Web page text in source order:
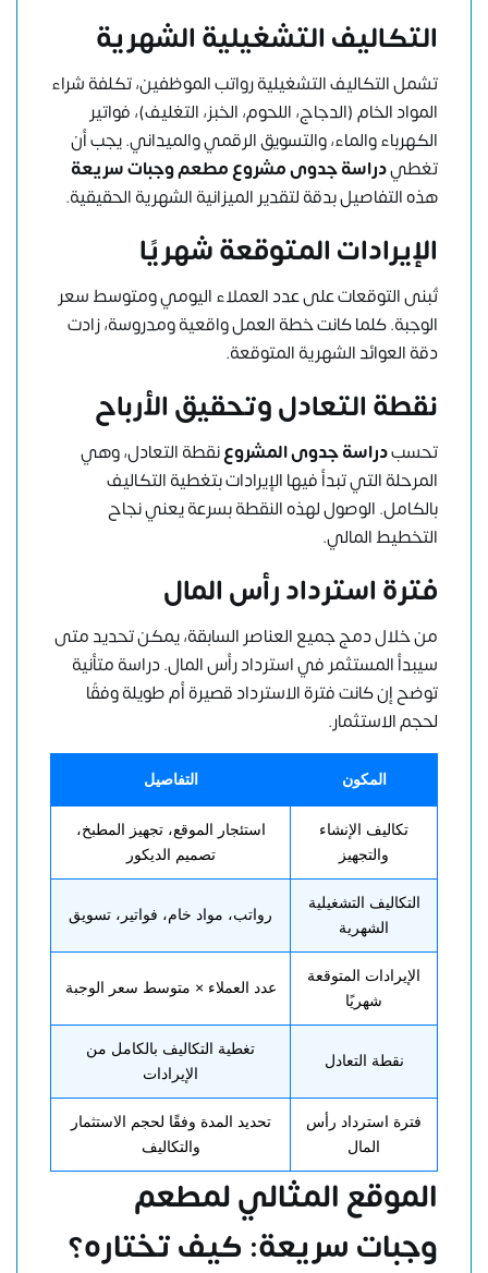
التكاليف التشغيلية الشهرية
تشمل التكاليف التشغيلية رواتب الموظفين، تكلفة شراء
المواد الخام (الدجاج، اللحوم، الخبز، التغليف)، فواتير
الكهرباء والماء، والتسويق الرقمي والميداني. يجب أن
تغطيدراسة جدوى مشروع مطعم وجبات سريعة
هذه التفاصيل بدقة لتقدير الميزانية الشهرية الحقيقية.
الإيرادات المتوقعة شهريًا
تُبنى التوقعات على عدد العملاء اليومي ومتوسط سعر
الوجبة. كلما كانت خطة العمل واقعية ومدروسة، زادت
دقة العوائد الشهرية المتوقعة.
نقطة التعادل وتحقيق الأرباح
تحسبدراسة جدوى المشروعنقطة التعادل، وهي
المرحلة التي تبدأ فيها الإيرادات بتغطية التكاليف
بالكامل. الوصول لهذه النقطة بسرعة يعني نجاح
التخطيط المالي.
فترة استرداد رأس المال
من خلال دمج جميع العناصر السابقة، يمكن تحديد متى
سيبدأ المستثمر في استرداد رأس المال. دراسة متأنية
توضح إن كانت فترة الاسترداد قصيرة أم طويلة وفقًا
لحجم الاستثمار.
المكون التفاصيل
تكاليف الإنشاء
والتجهيز
استئجار الموقع، تجهيز المطبخ،
تصميم الديكور
التكاليف التشغيلية
الشهرية
رواتب، مواد خام، فواتير، تسويق
الإيرادات المتوقعة
شهريًا
عدد العملاء × متوسط سعر الوجبة
نقطة التعادل
تغطية التكاليف بالكامل من
الإيرادات
فترة استرداد رأس
المال
تحديد المدة وفقًا لحجم الاستثمار
والتكاليف
الموقع المثالي لمطعم
وجبات سريعة: كيف تختاره؟